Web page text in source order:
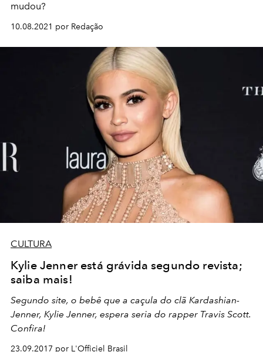
mudou?
10.08.2021 por Redação
CULTURA
Kylie Jenner está grávida segundo revista;
saiba mais!
Segundo site, o bebê que a caçula do clã Kardashian-
Jenner, Kylie Jenner, espera seria do rapper Travis Scott.
Confira!
23.09.2017 por L'Officiel Brasil